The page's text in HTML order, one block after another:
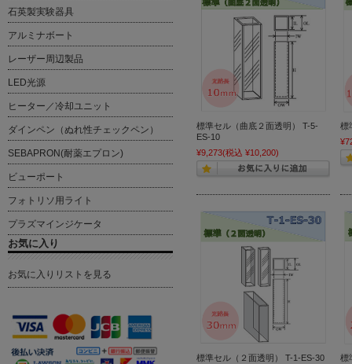
標準セル（曲底２面透明） T-5-
ES-10
¥9,273(税込 ¥10,200)
標
標準セル（２面透明） T-1-ES-30
標
石英製実験器具
アルミナボート
レーザー周辺製品
LED光源
ヒーター／冷却ユニット
ダインペン（ぬれ性チェックペン）
SEBAPRON(耐薬エプロン)
ビューポート
フォトリソ用ライト
プラズマインジケータ
お気に入り
お気に入りリストを見る